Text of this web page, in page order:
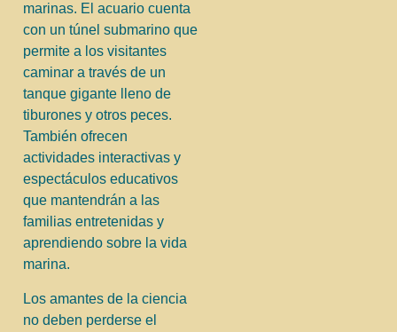
marinas. El acuario cuenta
con un túnel submarino que
permite a los visitantes
caminar a través de un
tanque gigante lleno de
tiburones y otros peces.
También ofrecen
actividades interactivas y
espectáculos educativos
que mantendrán a las
familias entretenidas y
aprendiendo sobre la vida
marina.
Los amantes de la ciencia
no deben perderse el